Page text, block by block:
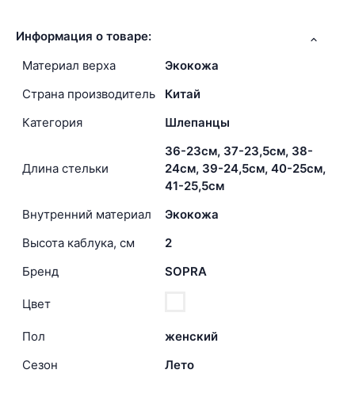
Информация о товаре:
Материал верха
Экокожа
Страна производитель
Китай
Категория
Шлепанцы
Длина стельки
36-23см, 37-23,5см, 38-
24см, 39-24,5см, 40-25см,
41-25,5см
Внутренний материал
Экокожа
Высота каблука, см
2
Бренд
SOPRA
Цвет
Пол
женский
Сезон
Лето